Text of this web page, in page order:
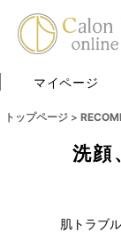
マイページ
トップページ >
洗顔
肌トラブ